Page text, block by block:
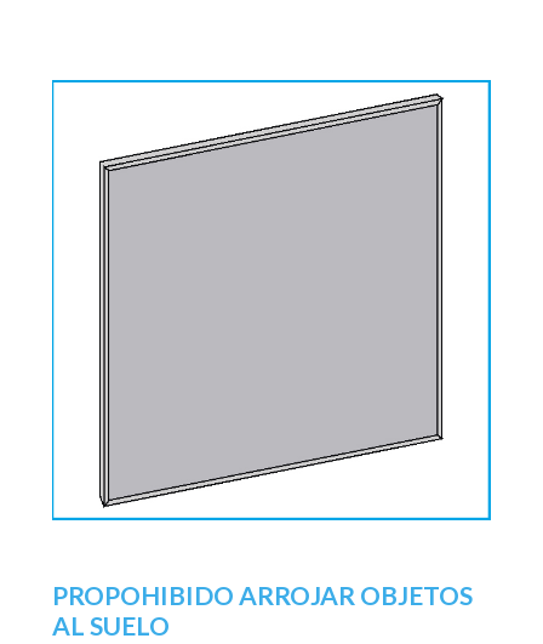
PROPOHIBIDO ARROJAR OBJETOS
AL SUELO